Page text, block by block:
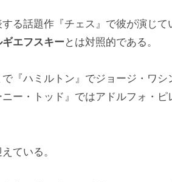
る話題作『チェス』で彼が演じて
エフスキーとは対照的である。
『ハミルトン』でジョージ・ワシ
ー・トッド』ではアドルフォ・ピ
ている。